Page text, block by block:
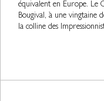
équivalent en Europe. Le
Bougival, à une vingtaine
la colline des